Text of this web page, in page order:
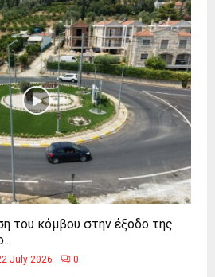
του κόμβου στην έξοδο της
July 2026 0